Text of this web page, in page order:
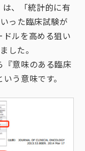
、「統計的に有
った臨床試験が
ルを高める狙い
した。
『意味のある臨床
う意味です。